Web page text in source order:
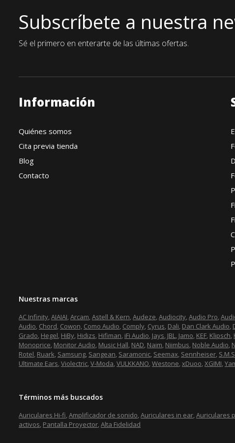
Subscríbete a nuestra
Sé el primero en enterarte de las últimas ofertas.
Información
Quiénes somos
Cita previa tienda
Blog
Contacto
Nuestras marcas
AC Infinity,AIAIAI,Arcam,Astell & Kern,Audeze,Audiocity,Audio Pro,
Audio, Chord, Cowon, Como Audio, Comply, Cyrus, Dali, Dan Clark Audio,
Grado, Hegel, HiBy, Hidizs, Hifiman, iFi Audio, Jays, JBL, Jamo, KEF, Klipsch,
Monoprice, Monitor Audio, Music Hall, NAD, Naim, Niimbus, Noble Audio,
Rotel, Ruark, Samsung, Sangean, Saramonic, Seemax, Sennheiser,
Ultimate Ears,Violectric,V-Moda,VULKKANO,Westone,xDuoo,XGIMI,
Términos más buscados
Auriculares Hi-fi,Amplificador de sonido,Auriculares in ear,Auriculares
activos, Pantalla Proyector,Alta Fidelidad